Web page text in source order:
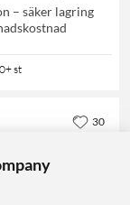
– säker lagring
st
30